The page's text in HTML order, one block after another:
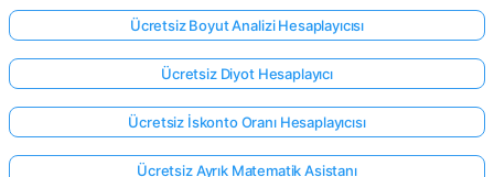
Ücretsiz Boyut Analizi Hesaplayıcısı
Ücretsiz Diyot Hesaplayıcı
Ücretsiz İskonto Oranı Hesaplayıcısı
Ücretsiz Ayrık Matematik Asistanı